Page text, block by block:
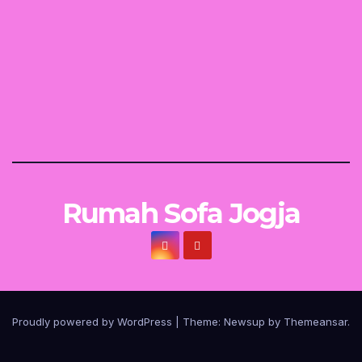
Rumah Sofa Jogja
Proudly powered by WordPress Theme: Newsup by Themeansar.